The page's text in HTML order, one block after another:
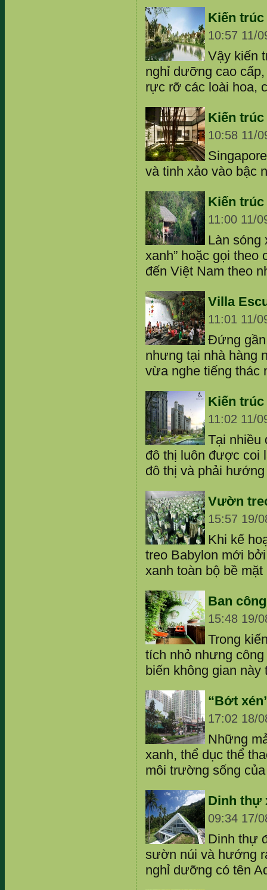
Kiến trúc
10:57 11/
Vậy kiến
nghỉ dưỡng cao
rực rỡ các loài hoa,
Kiến
10:58 11/
và tinh xảo vào bậc
Kiến
11:00 11/
Làn sóng
xanh” hoặc gọi theo
đến Việt Nam theo
Villa
11:01 11/
Đứng gần
nhưng tại nhà hàng
vừa nghe tiếng thác
Kiến
11:02 11/
Tại nhiều
đô thị luôn được coi
đô thị và phải
Vườn
15:57 19/
Khi kế
treo Babylon mới
xanh toàn bộ bề
Ban
15:48 19/
Trong
tích nhỏ nhưng
biến không gian
“Bớt
17:02 18/
Những
xanh, thể dục thể
môi trường sống
Dinh thự
09:34 17/
Dinh thự
sườn núi và hướng
nghỉ dưỡng có tên